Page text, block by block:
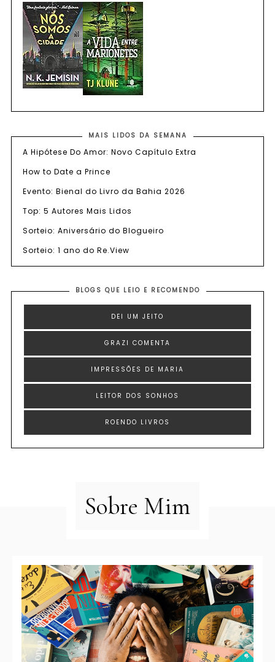
MAIS LIDOS DA SEMANA
A Hipótese Do Amor: Novo Capítulo Extra
How to Date a Prince
Evento: Bienal do Livro da Bahia 2026
Top: 5 Autores Mais Lidos
Sorteio: Aniversário do Blogueiro
Sorteio: 1 ano do Re.View
BLOGS QUE LEIO E RECOMENDO
DEI UM JEITO
GRAZI COMENTA
IMPRESSÕES DE MARIA
LEITOR DOS SONHOS
ROENDO LIVROS
Sobre Mim